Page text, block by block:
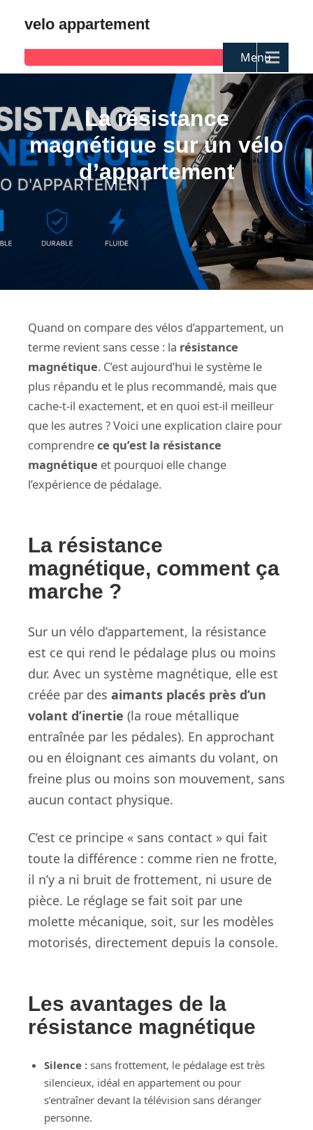
velo appartement
Menu
La résistance
magnétique sur un vélo
d’appartement
Quand on compare des vélos d’appartement, un
terme revient sans cesse : la résistance
magnétique. C’est aujourd’hui le système le
plus répandu et le plus recommandé, mais que
cache-t-il exactement, et en quoi est-il meilleur
que les autres ? Voici une explication claire pour
comprendrece qu’est la résistance
magnétique et pourquoi elle change
l’expérience de pédalage.
La résistance
magnétique, comment ça
marche ?
Sur un vélo d’appartement, la résistance
est ce qui rend le pédalage plus ou moins
dur. Avec un système magnétique, elle est
créée par des aimants placés près d’un
volant d’inertie (la roue métallique
entraînée par les pédales). En approchant
ou en éloignant ces aimants du volant, on
freine plus ou moins son mouvement, sans
aucun contact physique.
C’est ce principe « sans contact » qui fait
toute la différence : comme rien ne frotte,
il n’y a ni bruit de frottement, ni usure de
pièce. Le réglage se fait soit par une
molette mécanique, soit, sur les modèles
motorisés, directement depuis la console.
Les avantages de la
résistance magnétique
Silence :sans frottement, le pédalage est très
silencieux, idéal en appartement ou pour
s’entraîner devant la télévision sans déranger
personne.